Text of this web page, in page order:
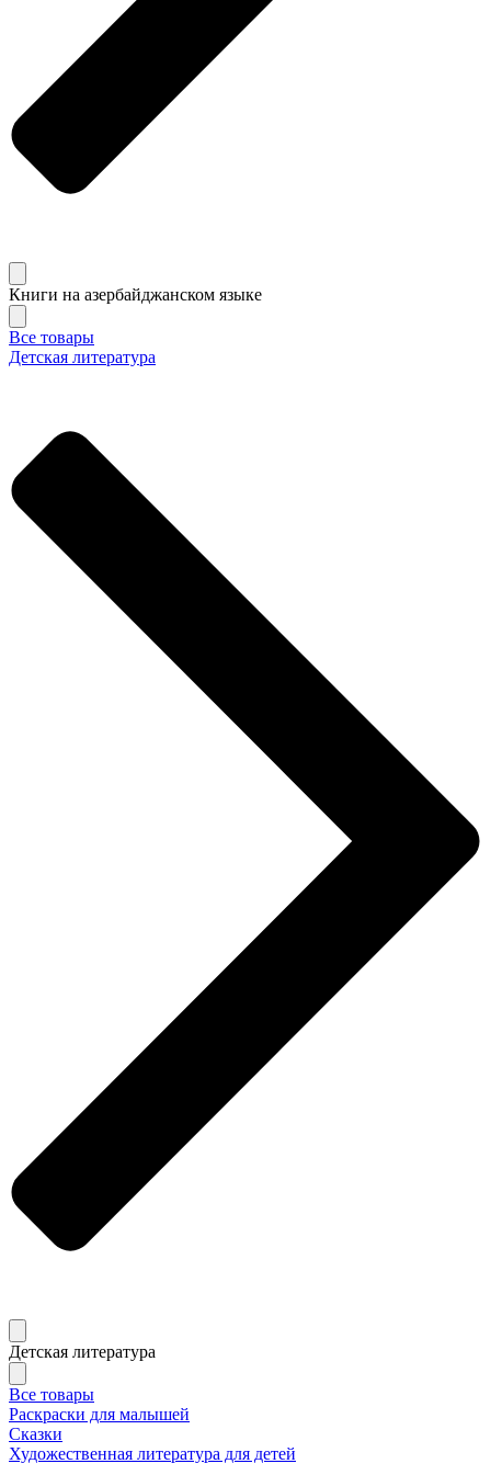
Книги на азербайджанском языке
Все товары
Детская литература
Детская литература
Все товары
Раскраски для малышей
Сказки
Художественная литература для детей